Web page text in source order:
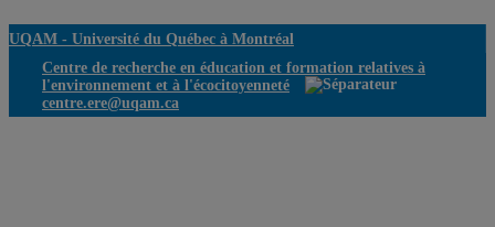
UQAM - Université du Québec à Montréal
Centre de recherche en éducation et formation relatives à
l'environnement et à l'écocitoyenneté
centre.ere@uqam.ca